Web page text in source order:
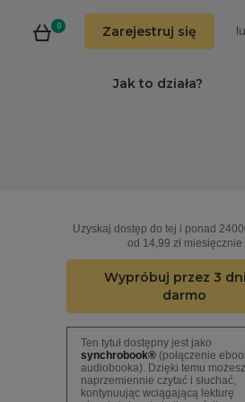
0 Zarejestruj się
Jak to działa?
Uzyskaj dostęp do tej i ponad
od 14,99 zł miesięcznie
Wypróbuj przez 3
darmo
Ten tytuł dostępny jest jako
synchrobook®(połączenie
audiobooka). Dzięki temu możesz
naprzemiennie czytać i słuchać,
kontynuując wciągającą lekturę